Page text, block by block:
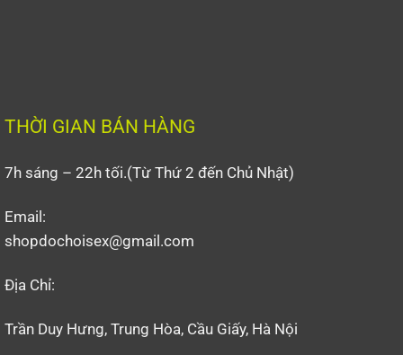
THỜI GIAN BÁN HÀNG
7h sáng – 22h tối.(Từ Thứ 2 đến Chủ Nhật)
Email:
shopdochoisex@gmail.com
Địa Chỉ:
Trần Duy Hưng, Trung Hòa, Cầu Giấy, Hà Nội